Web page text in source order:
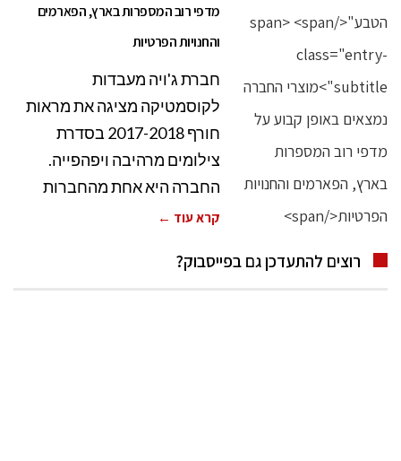
מדפי רוב המספרות בארץ, הפארמים
והחנויות הפרטיות
חברת ג'ויה מעבדות
לקוסמטיקה מציגה את מראות
חורף 2017-2018 בסדרת
צילומים מרהיבה ויפהפייה.
החברה היא אחת מהחברות
קרא עוד ←
רוצים להתעדכן גם בפייסבוק?